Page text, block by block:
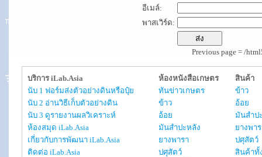
อีเมล์:
พาสเวิร์ด:
Previous page = /
บริการ iLab.Asia
นับ 1 ฟอร์มส่งตัวอย่างดินหรือปุ๋ย
นับ 2 อ่านวิธีเก็บตัวอย่างดิน
นับ 3 ดูรายงานผลวิเคราะห์
ห้องสมุด iLab.Asia
เกี่ยวกับการพัฒนา iLab.Asia
ติดต่อ iLab.Asia
ห้องหนังสือเกษตร
ทันข่าวเกษตร
ข้าว
อ้อย
มันสำปะหลัง
ยางพารา
ปศุสัตว์
สินค้า
ข้าว
อ้อย
มันสำป
ยางพา
ปศุสัตว์
สินค้าทั้